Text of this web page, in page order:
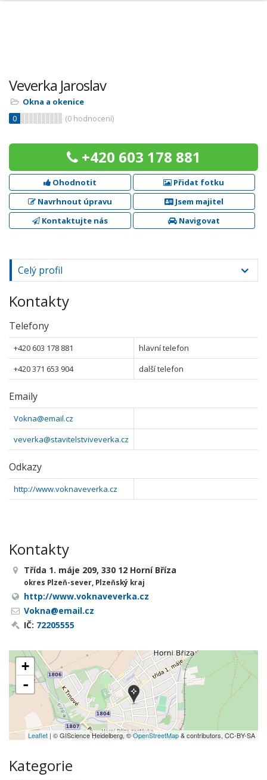
Veverka Jaroslav
Okna a okenice
0
(0 hodnocení)
+420 603 178 881
Ohodnotit
Přidat fotku
Navrhnout úpravu
Jsem majitel
Kontaktujte nás
Navigovat
Celý profil
Kontakty
Telefony
+420 603 178 881
hlavní telefon
+420 371 653 904
další telefon
Emaily
Vokna@email.cz
veverka@stavitelstviveverka.cz
Odkazy
http://www.voknaveverka.cz
Kontakty
Třída 1. máje 209, 330 12 Horní Bříza
okres Plzeň-sever, Plzeňský kraj
http://www.voknaveverka.cz
Vokna@email.cz
IČ: 72205555
+
-
Leaflet | © GIScience Heidelberg, ©OpenStreetMap& contributors, CC-BY-SA
Kategorie